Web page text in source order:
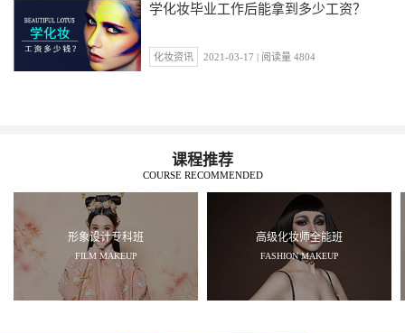
学化妆毕业工作后能拿到多少工资？
化妆资讯 2021-03-17 | 阅读量 4804
课程推荐
COURSE RECOMMENDED
形象设计专科班
FILM MAKEUP
高级化妆师全能班
FASHION MAKEUP